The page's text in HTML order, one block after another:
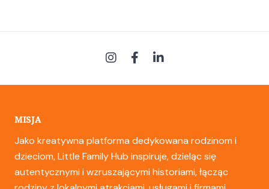
MISJA
Jako kreatywna platforma dedykowana rodzinom i
dzieciom, Little Family Hub inspiruje, dzieląc się
autentycznymi i wzruszającymi historiami, łącząc